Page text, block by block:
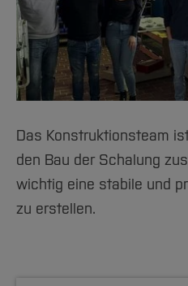
Das Konstruktionsteam
den Bau der Schalung
wichtig eine stabile und
zu erstellen.